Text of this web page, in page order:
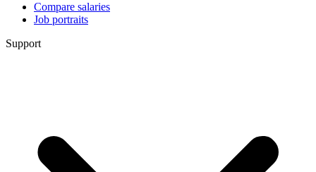
Compare salaries
Job portraits
Support